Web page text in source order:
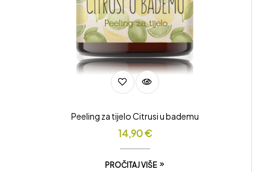
Peeling za tijelo Citrusi u bademu
14,90€
PROČITAJ VIŠE